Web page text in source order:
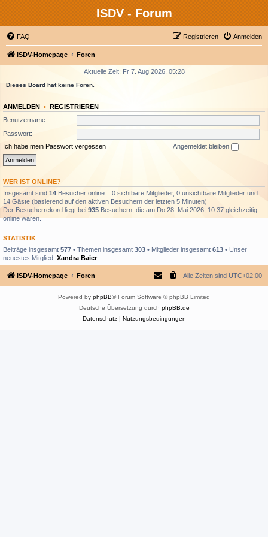
ISDV - Forum
FAQ Anmelden
Registrieren
ISDV-Homepage Foren
Aktuelle Zeit: Fr 7. Aug 2026, 05:28
Dieses Board hat keine Foren.
ANMELDEN • REGISTRIEREN
Benutzername:
Passwort:
Ich habe mein Passwort vergessen
Angemeldet bleiben
WER IST ONLINE?
Insgesamt sind 14 Besucher online :: 0 sichtbare Mitglieder, 0 unsichtbare Mitglieder und
14 Gäste (basierend auf den aktiven Besuchern der letzten 5 Minuten)
Der Besucherrekord liegt bei 935 Besuchern, die am Do 28. Mai 2026, 10:37 gleichzeitig
online waren.
STATISTIK
Beiträge insgesamt 577 • Themen insgesamt 303 • Mitglieder insgesamt 613 • Unser
neuestes Mitglied: Xandra Baier
ISDV-Homepage Foren Alle Zeiten sind UTC+02:00
Powered by phpBB® Forum Software © phpBB Limited
Deutsche Übersetzung durch phpBB.de
Datenschutz| Nutzungsbedingungen